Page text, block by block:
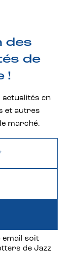
des
de
!
actualités en
et autres
marché.
email soit
de Jazz